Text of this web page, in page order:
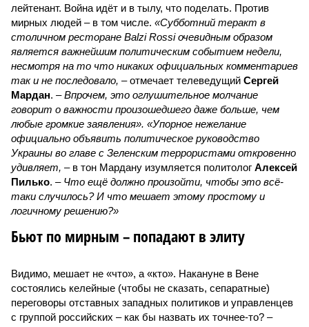
лейтенант. Война идёт и в тылу, что поделать. Против
мирных людей – в том числе. «Субботний теракт в
столичном ресторане Balzi Rossi очевидным образом
является важнейшим политическим событием недели,
несмотря на то что никаких официальных комментариев
так и не последовало, – отмечает телеведущий Сергей
Мардан. –Впрочем, это оглушительное молчание
говорит о важности произошедшего даже больше, чем
любые громкие заявления». «Упорное нежелание
официально объявить политическое руководство
Украины во главе с Зеленским террористами откровенно
удивляет, – в тон Мардану изумляется политолог Алексей
Пилько. – Что ещё должно произойти, чтобы это всё-
таки случилось? И что мешает этому простому и
логичному решению?»
Бьют по мирным – попадают в элиту
Видимо, мешает не «что», а «кто». Накануне в Вене
состоялись келейные (чтобы не сказать, сепаратные)
переговоры отставных западных политиков и управленцев
с группой российских – как бы назвать их точнее-то? –